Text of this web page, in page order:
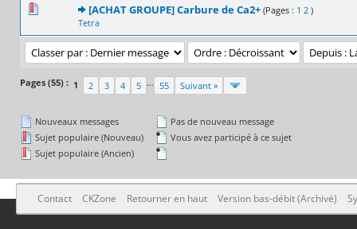
[ACHAT GROUPE] Carbure de Ca2+ (Pages : 1 2 )
Tetra
0 Votes - 0 sur 5 en moyenne
12345
Pages (55) : 1 2 3 4 5 … 55 Suivant »
Nouveaux messages
Sujet populaire (Nouveau)
Sujet populaire (Ancien)
Pas de nouveau message
Vous avez participé à ce sujet
Contact CKZone Retourner en haut Version bas-débit (Archivé)